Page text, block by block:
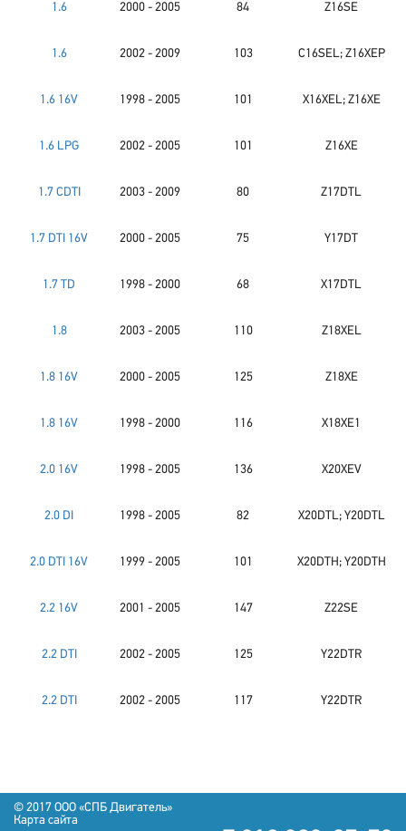
1.6 2000 - 2005 84 Z16SE
1.6 2002 - 2009 103 C16SEL; Z16XEP
1.6 16V 1998 - 2005 101 X16XEL; Z16XE
1.6 LPG 2002 - 2005 101 Z16XE
1.7 CDTI 2003 - 2009 80 Z17DTL
1.7 DTI 16V 2000 - 2005 75 Y17DT
1.7 TD 1998 - 2000 68 X17DTL
1.8 2003 - 2005 110 Z18XEL
1.8 16V 2000 - 2005 125 Z18XE
1.8 16V 1998 - 2000 116 X18XE1
2.0 16V 1998 - 2005 136 X20XEV
2.0 DI 1998 - 2005 82 X20DTL; Y20DTL
2.0 DTI 16V 1999 - 2005 101 X20DTH; Y20DTH
2.2 16V 2001 - 2005 147 Z22SE
2.2 DTI 2002 - 2005 125 Y22DTR
2.2 DTI 2002 - 2005 117 Y22DTR
© 2017 OOO «СПБ Двигатель»
Карта сайта